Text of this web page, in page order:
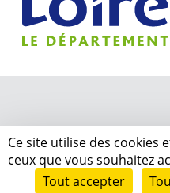
Ce site utilise des cookies
ceux que vous souhaitez
Tout accepter